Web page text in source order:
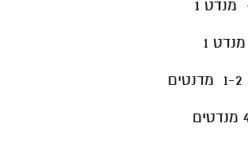
לחצו כאן